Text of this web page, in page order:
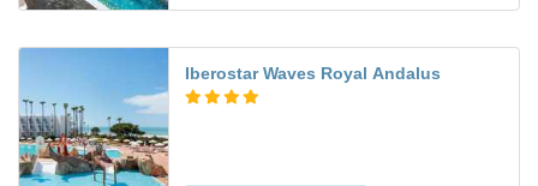
Iberostar Waves Royal Andalus